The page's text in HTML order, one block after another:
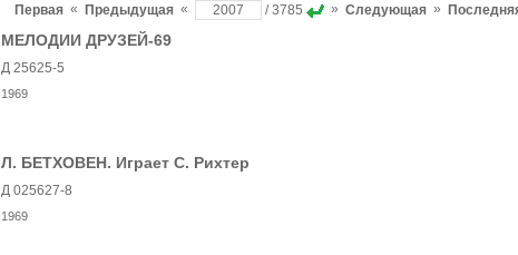
Первая « Предыдущая « / 3785 » Следующая »
МЕЛОДИИ ДРУЗЕЙ-69
Д 25625-5
1969
Л. БЕТХОВЕН. Играет С. Рихтер
Д 025627-8
1969